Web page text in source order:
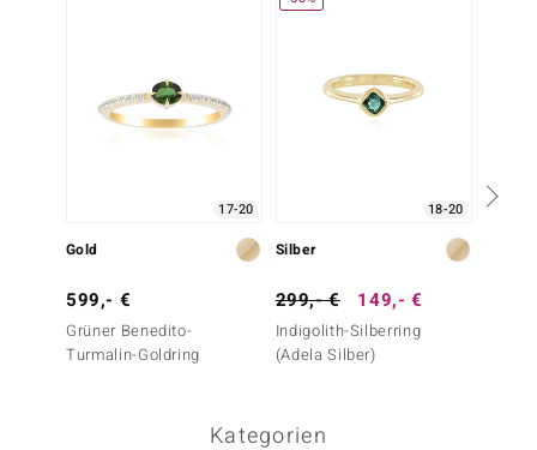
17-20
Gold
599,- €
Grüner Benedito-
Turmalin-Goldring
18-20
Silber
299,- € 149,- €
Indigolith-Silberring
(Adela Silber)
Kategorien